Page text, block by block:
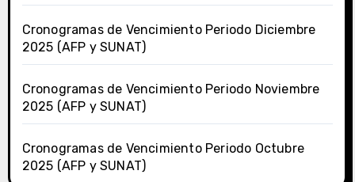
Cronogramas de Vencimiento Periodo Diciembre
2025 (AFP y SUNAT)
Cronogramas de Vencimiento Periodo Noviembre
2025 (AFP y SUNAT)
Cronogramas de Vencimiento Periodo Octubre
2025 (AFP y SUNAT)